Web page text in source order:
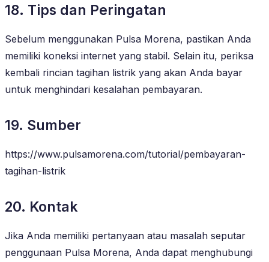
18. Tips dan Peringatan
Sebelum menggunakan Pulsa Morena, pastikan Anda
memiliki koneksi internet yang stabil. Selain itu, periksa
kembali rincian tagihan listrik yang akan Anda bayar
untuk menghindari kesalahan pembayaran.
19. Sumber
https://www.pulsamorena.com/tutorial/pembayaran-
tagihan-listrik
20. Kontak
Jika Anda memiliki pertanyaan atau masalah seputar
penggunaan Pulsa Morena, Anda dapat menghubungi